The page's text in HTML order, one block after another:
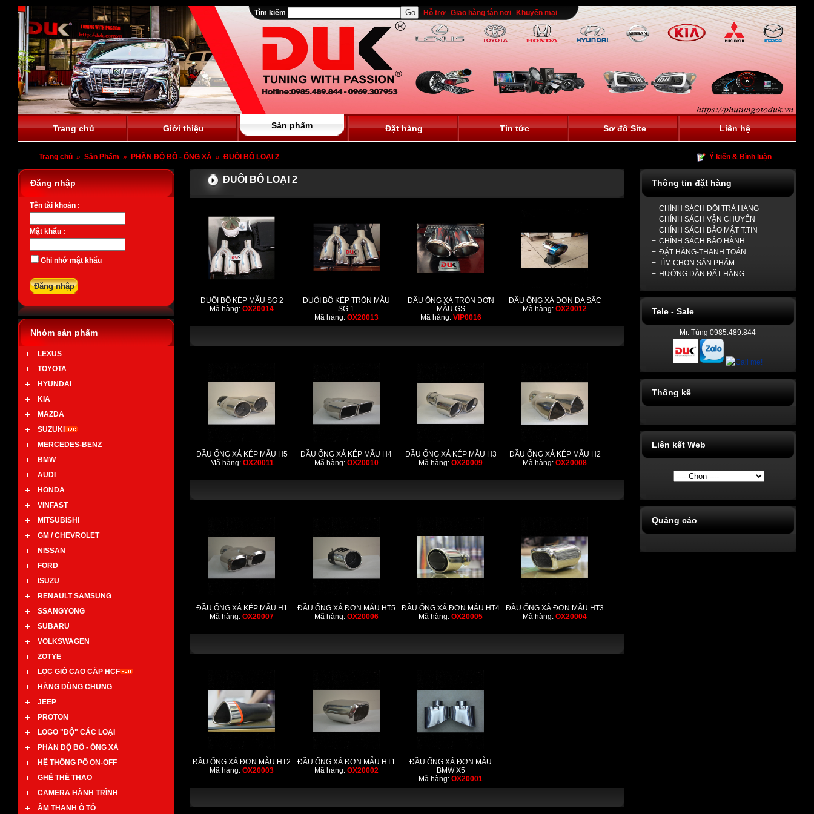
Tìm kiếm Hỗ trợ Giao hàng tận nơi Khuyến mại
Trang chủ Giới thiệu Sản phẩm Đặt hàng Tin tức Sơ đồ Site Liên hệ
Trang chủ » Sản Phẩm » PHẦN ĐỘ BÔ - ỐNG XẢ » ĐUÔI BÔ LOẠI 2 Ý kiến & Bình luận
Đăng nhập
Tên tài khoản :
Mật khẩu :
Ghi nhớ mật khẩu
Nhóm sản phẩm
LEXUS
TOYOTA
HYUNDAI
KIA
MAZDA
SUZUKI
MERCEDES-BENZ
BMW
AUDI
HONDA
VINFAST
MITSUBISHI
GM / CHEVROLET
NISSAN
FORD
ISUZU
RENAULT SAMSUNG
SSANGYONG
SUBARU
VOLKSWAGEN
ZOTYE
LỌC GIÓ CAO CẤP HCF
HÀNG DÙNG CHUNG
JEEP
PROTON
LOGO "ĐỘ" CÁC LOẠI
PHẦN ĐỘ BÔ - ỐNG XẢ
HỆ THỐNG PÔ ON-OFF
GHẾ THỂ THAO
CAMERA HÀNH TRÌNH
ÂM THANH Ô TÔ
ĐUÔI BÔ LOẠI 2
ĐUÔI BÔ KÉP MẪU SG 2
Mã hàng:OX20014
ĐUÔI BÔ KÉP TRÒN MẪU
SG 1
Mã hàng: OX20013
ĐẦU ỐNG XẢ TRÒN ĐƠN
MẪU GS
Mã hàng: VIP0016
ĐẦU ỐNG XẢ ĐƠN ĐA SẮC
Mã hàng:OX20012
ĐẦU ỐNG XẢ KÉP MẪU H5
Mã hàng: OX20011
ĐẦU ỐNG XẢ KÉP MẪU H4
Mã hàng: OX20010
ĐẦU ỐNG XẢ KÉP MẪU H3
Mã hàng:OX20009
ĐẦU ỐNG XẢ KÉP MẪU H2
Mã hàng:OX20008
ĐẦU ỐNG XẢ KÉP MẪU H1
Mã hàng:OX20007
ĐẦU ỐNG XẢ ĐƠN MẪU HT5
Mã hàng: OX20006
ĐẦU ỐNG XẢ ĐƠN MẪU HT4
Mã hàng:OX20005
ĐẦU ỐNG XẢ ĐƠN MẪU HT3
Mã hàng:OX20004
ĐẦU ỐNG XẢ ĐƠN MẪU HT2
Mã hàng:OX20003
ĐẦU ỐNG XẢ ĐƠN MẪU HT1
Mã hàng: OX20002
ĐẦU ỐNG XẢ ĐƠN MẪU
BMW X5
Mã hàng:OX20001
Thông tin đặt hàng
+ CHÍNH SÁCH ĐỔI TRẢ HÀNG
+ CHÍNH SÁCH VẬN CHUYỂN
+ CHÍNH SÁCH BẢO MẬT T.TIN
+ CHÍNH SÁCH BẢO HÀNH
+ ĐẶT HÀNG-THANH TOÁN
+ TÌM CHỌN SẢN PHẨM
+ HƯỚNG DẪN ĐẶT HÀNG
Tele - Sale
Mr. Tùng 0985.489.844
Thống kê
Liên kết Web
Quảng cáo